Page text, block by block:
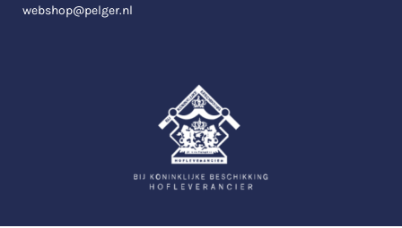
webshop@pelger.nl